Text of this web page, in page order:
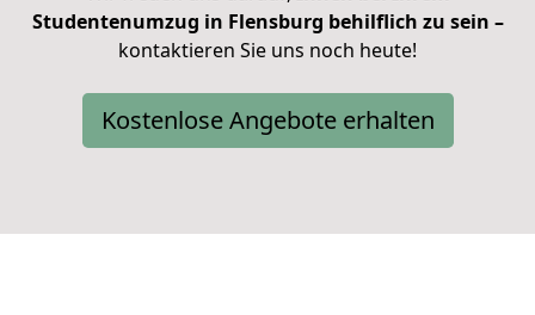
Studentenumzug in Flensburg behilflich zu sein –
kontaktieren Sie uns noch heute!
Kostenlose Angebote erhalten